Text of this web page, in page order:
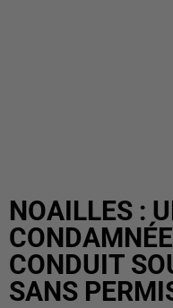
NOAILLES :
CONDUIT
SANS